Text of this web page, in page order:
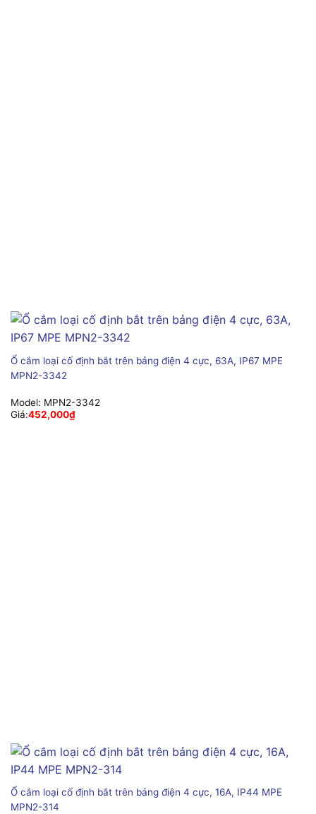
Ổ cắm loại cố định bắt trên bảng điện 4 cực, 63A, IP67 MPE
MPN2-3342
Model: MPN2-3342
Giá:452,000₫
Ổ cắm loại cố định bắt trên bảng điện 4 cực, 16A, IP44 MPE
MPN2-314